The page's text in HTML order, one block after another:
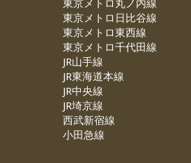
東京メトロ日比谷線
東京メトロ東西線
東京メトロ千代田線
JR山手線
JR東海道本線
JR中央線
JR埼京線
西武新宿線
小田急線